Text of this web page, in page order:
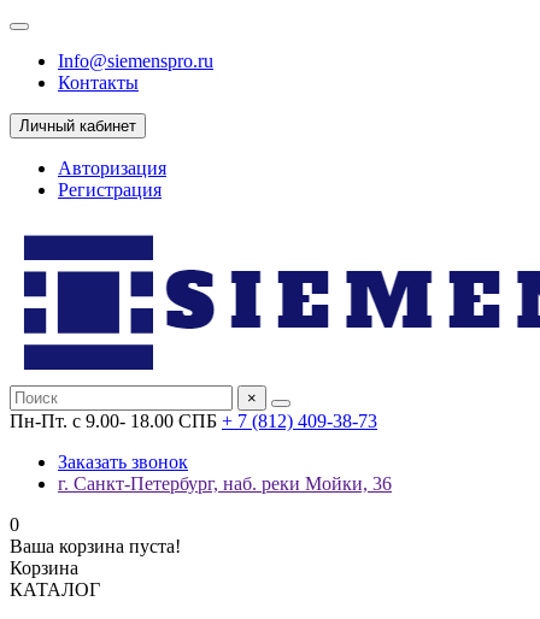
Info@siemenspro.ru
Контакты
Личный кабинет
Авторизация
Регистрация
×
Пн-Пт. с 9.00- 18.00 СПБ + 7 (812) 409-38-73
Заказать звонок
г. Санкт-Петербург, наб. реки Мойки, 36
0
Ваша корзина пуста!
Корзина
КАТАЛОГ